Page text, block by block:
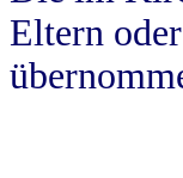
Eltern